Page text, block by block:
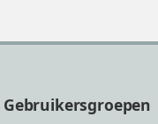
Gebruikersgroepen